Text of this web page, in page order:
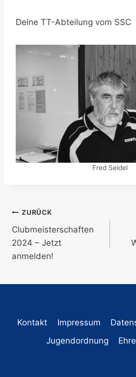
Deine TT-Abteilung vom SSC
Fred Seidel
Beitragsnavigation
ZURÜCK
Clubmeisterschaften
2024 – Jetzt
anmelden!
Kontakt Impressum
Jugendordnung